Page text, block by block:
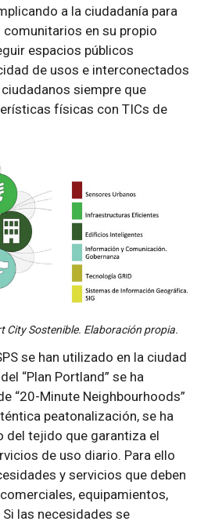
a la ciudadanía para
en su propio
espacios públicos
de usos e interconectados
siempre que
físicas con TICs de
City Sostenible. Elaboración propia.
se han utilizado en la ciudad
“Plan Portland” se ha
“20-Minute Neighbourhoods”
peatonalización, se ha
del tejido que garantiza el
de uso diario. Para ello
y servicios que deben
equipamientos,
las necesidades se